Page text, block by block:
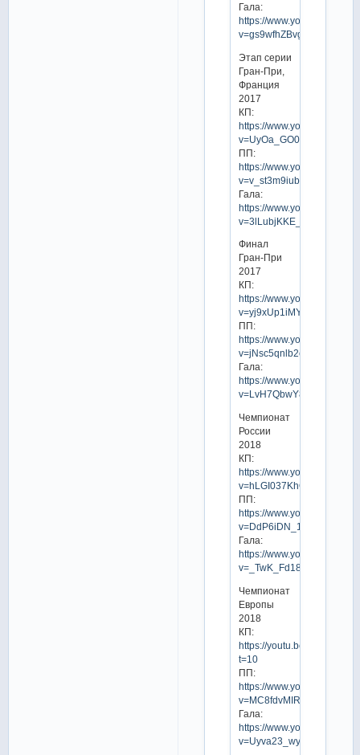
Гала:
https://www.youtube.com/
v=gs9wfhZBvgY
Этап серии
Гран-При,
Франция
2017
КП:
https://www.youtube.com/
v=UyOa_GO0hOE
ПП:
https://www.youtube.com/
v=v_st3m9iubI
Гала:
https://www.youtube.com/
v=3lLubjKKE_Y
Финал
Гран-При
2017
КП:
https://www.youtube.com/
v=yj9xUp1iMYk
ПП:
https://www.youtube.com/
v=jNsc5qnlb2c
Гала:
https://www.youtube.com/
v=LvH7QbwY8ow
Чемпионат
России
2018
КП:
https://www.youtube.com/
v=hLGI037KhQI
ПП:
https://www.youtube.com/
v=DdP6iDN_1uo
Гала:
https://www.youtube.com/
v=_TwK_Fd18Pw
Чемпионат
Европы
2018
КП:
https://youtu.be/
t=10
ПП:
https://www.youtube.com/
v=MC8fdvMIRPc
Гала:
https://www.youtube.com/
v=Uyva23_wyVE